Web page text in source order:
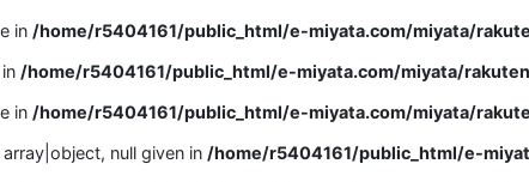
in /home/r5404161/public_html/e-miyata.com/miyata/
/home/r5404161/public_html/e-miyata.com/miyata/
in /home/r5404161/public_html/e-miyata.com/miyata/
null given in /home/r5404161/public_html/e-